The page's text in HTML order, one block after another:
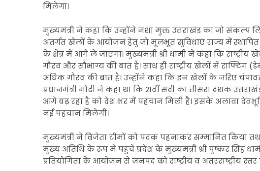
मिलेगा।
मुख्यमंत्री ने कहा कि उन्होंने नशा मुक्त उत्तराखंड का जो संकल्प
अंतर्गत खेलों के आयोजन हेतु जो मूलभूत सुविधाएं राज्य में
के क्षेत्र में आगे ले जाएगा। मुख्यमंत्री श्री धामी ने कहा कि
गौरव और सौभाग्य की बात है। साथ ही राष्ट्रीय खेलों में राफ्टिंग
अधिक गौरव की बात है। उन्होंने कहा कि इन खेलों के जरिए
प्रधानमंत्री मोदी ने कहा था कि 21वीं सदी का तीसरा दशक
आगे बढ़ रहा है को देश भर में पहचान मिली है। इसके अलावा
नई पहचान मिलेगी।
मुख्यमंत्री ने विजेता टीमों को पदक पहनाकर सम्मानित किया
मुख्य अतिथि के रूप में पहुंचे प्रदेश के मुख्यमंत्री श्री पुष्कर सिंह
प्रतियोगिता के आयोजन से जनपद को राष्ट्रीय व अंतरराष्ट्रीय